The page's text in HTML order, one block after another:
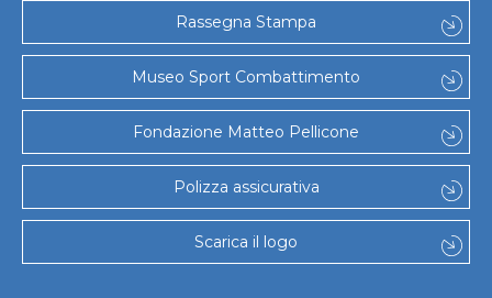
Albi Federali
Arbitri
Lotta
La disciplina
News
Gare e Risultati
Attività Didattica
Albi Federali
Karate
La disciplina
News
Gare e Risultati
Rassegna Stampa
Museo Sport Combattimento
Fondazione Matteo Pellicone
Polizza assicurativa
Scarica il logo